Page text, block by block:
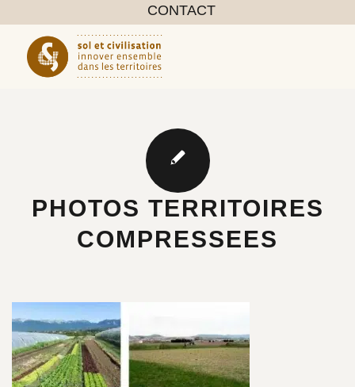
CONTACT
PHOTOS TERRITOIRES
COMPRESSEES